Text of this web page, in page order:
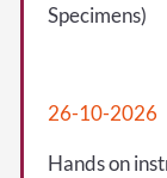
Specimens)
26-10-2026
Hands on